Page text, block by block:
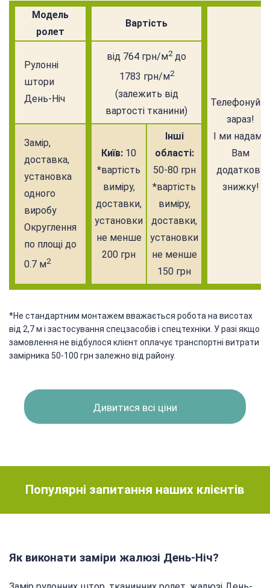
Модель
ролет
Вартість
Телефонуйте
зараз!
І ми надамо
Вам
додаткову
знижку!
Рулонні
штори
День-Ніч
від 764 грн/м2до
1783 грн/м2
(залежить від
вартості тканини)
Замір,
доставка,
установка
одного
виробу
Округлення
по площі до
0.7 м2
Київ: 10
*вартість
виміру,
доставки,
установки
не менше
200 грн
Інші
області:
50-80 грн
*вартість
виміру,
доставки,
установки
не менше
150 грн
*Не стандартним монтажем вважається робота на висотах
від 2,7 м і застосування спецзасобів і спецтехніки. У разі якщо
замовлення не відбулося клієнт оплачує транспортні витрати
замірника 50-100 грн залежно від району.
Дивитися всі ціни
Популярні запитання наших клієнтів
Як виконати заміри жалюзі День-Ніч?